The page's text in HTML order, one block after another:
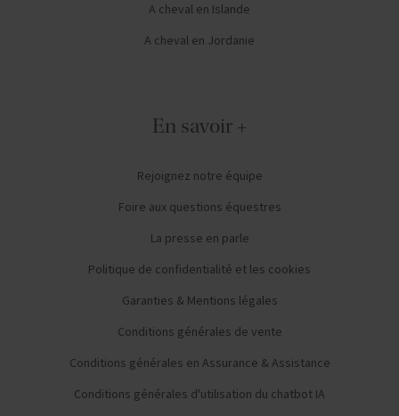
A cheval en Islande
A cheval en Jordanie
En savoir +
Rejoignez notre équipe
Foire aux questions équestres
La presse en parle
Politique de confidentialité et les cookies
Garanties & Mentions légales
Conditions générales de vente
Conditions générales en Assurance & Assistance
Conditions générales d'utilisation du chatbot IA